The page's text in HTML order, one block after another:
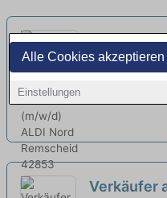
Alle Cookies akzeptieren
Einstellungen
Verkäufer
Woche
ALDI Nord |
Verkäufer